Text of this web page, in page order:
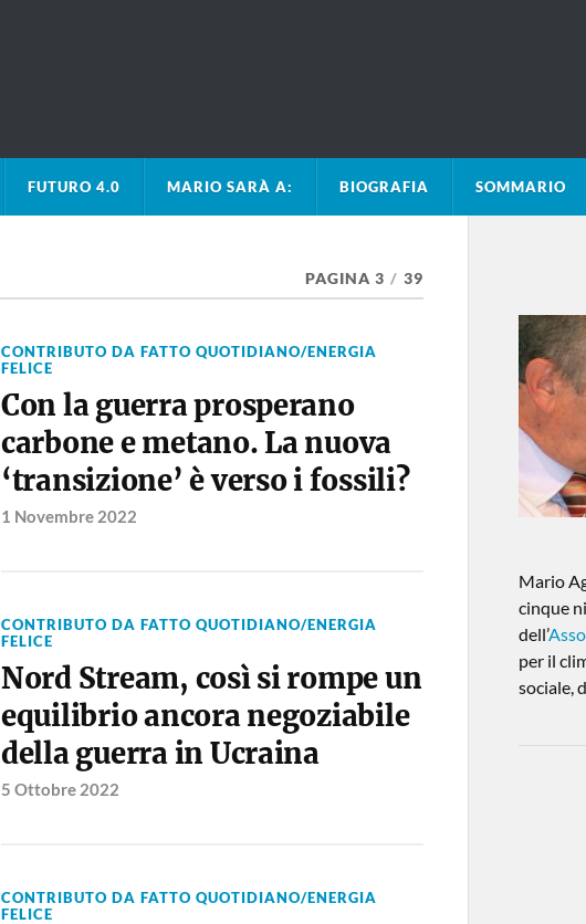
FUTURO 4.0 MARIO SARÀ A: BIOGRAFIA SOMMARIO
PAGINA 3 / 39
CONTRIBUTO DA FATTO QUOTIDIANO/ENERGIA
FELICE
Con la guerra prosperano
carbone e metano. La nuova
‘transizione’ è verso i fossili?
1 Novembre 2022
CONTRIBUTO DA FATTO QUOTIDIANO/ENERGIA
FELICE
Nord Stream, così si rompe un
equilibrio ancora negoziabile
della guerra in Ucraina
5 Ottobre 2022
CONTRIBUTO DA FATTO QUOTIDIANO/ENERGIA
FELICE
Mario
cinque
dell’
per il
sociale,